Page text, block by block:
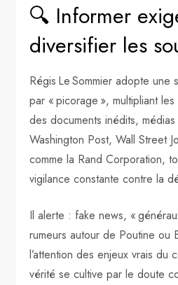
🔍 Informer
diversifier les
Régis Le Sommier adopte une
par « picorage », multipliant
des documents inédits,
Washington Post, Wall Street
comme la Rand Corporation,
vigilance constante contre la
Il alerte : fake news, «
rumeurs autour de Poutine ou
l’attention des enjeux vrais du
vérité se cultive par le doute